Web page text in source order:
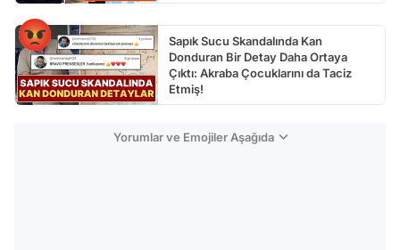
Sapık Sucu Skandalında Kan
Donduran Bir Detay Daha Ortaya
Çıktı: Akraba Çocuklarını da Taciz
Etmiş!
Yorumlar ve Emojiler Aşağıda